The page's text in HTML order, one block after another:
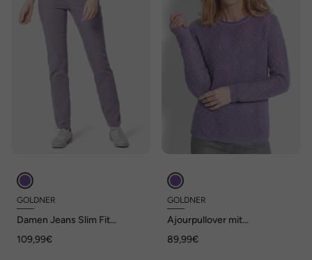
GOLDNER
Damen Jeans Slim Fit
109,99€
GOLDNER
Ajourpullover mit
89,99€